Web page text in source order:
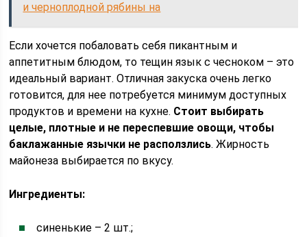
и черноплодной рябины на
Если хочется побаловать себя пикантным и
аппетитным блюдом, то тещин язык с чесноком – это
идеальный вариант. Отличная закуска очень легко
готовится, для нее потребуется минимум доступных
продуктов и времени на кухне. Стоит выбирать
целые, плотные и не переспевшие овощи, чтобы
баклажанные язычки не расползлись. Жирность
майонеза выбирается по вкусу.
Ингредиенты:
синенькие – 2 шт.;